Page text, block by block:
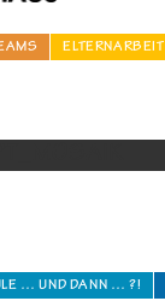
ELTERNARBEIT
… UND DANN … ?!